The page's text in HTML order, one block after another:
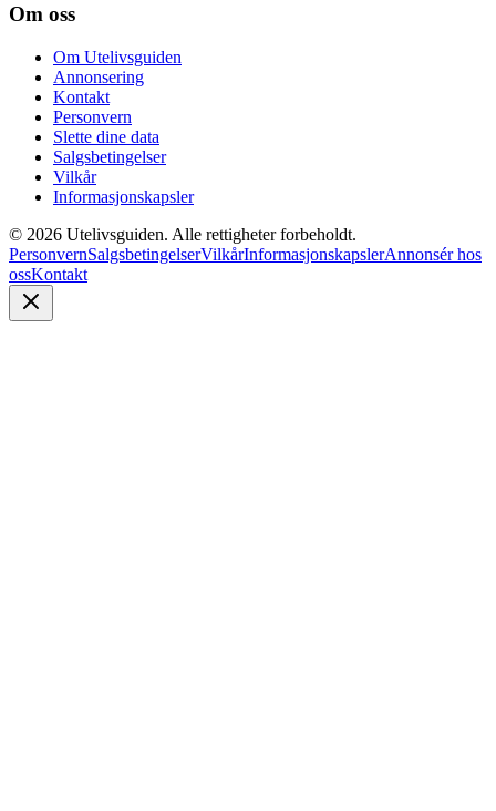
Om oss
Om Utelivsguiden
Annonsering
Kontakt
Personvern
Slette dine data
Salgsbetingelser
Vilkår
Informasjonskapsler
© 2026 Utelivsguiden. Alle rettigheter forbeholdt.
PersonvernSalgsbetingelserVilkårInformasjonskapslerAnnonsér hos
ossKontakt